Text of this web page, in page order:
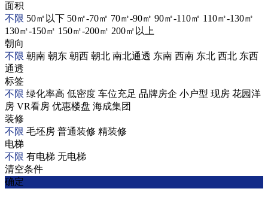
面积
不限 50㎡以下 50㎡-70㎡ 70㎡-90㎡ 90㎡-110㎡ 110㎡-130㎡
130㎡-150㎡ 150㎡-200㎡ 200㎡以上
朝向
不限 朝南 朝东 朝西 朝北 南北通透 东南 西南 东北 西北 东西
通透
标签
不限 绿化率高 低密度 车位充足 品牌房企 小户型 现房 花园洋
房 VR看房 优惠楼盘 海成集团
装修
不限 毛坯房 普通装修 精装修
电梯
不限 有电梯 无电梯
清空条件
确定